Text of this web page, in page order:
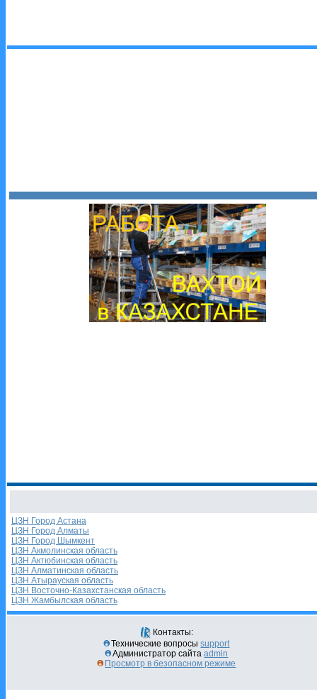
ЦЗН Город Астана
ЦЗН Город Алматы
ЦЗН Город Шымкент
ЦЗН Акмолинская область
ЦЗН Актюбинская область
ЦЗН Алматинская область
ЦЗН Атырауская область
ЦЗН Восточно-Казахстанская область
ЦЗН Жамбылская область
Контакты:
Технические вопросыsupport
Администратор сайтаadmin
Просмотр в безопасном режиме